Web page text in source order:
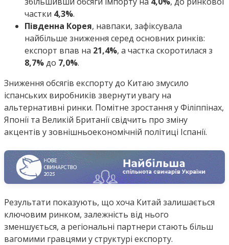
частки 4,3%.
Південна Корея, навпаки, зафіксувала
найбільше зниження серед основних ринків:
експорт впав на 21,4%, а частка скоротилася з
8,7%до 7,0%.
Зниження обсягів експорту до Китаю змусило
іспанських виробників звернути увагу на
альтернативні ринки. Помітне зростання у Філіппінах,
Японії та Великій Британії свідчить про зміну
акцентів у зовнішньоекономічній політиці Іспанії.
Результати показують, що хоча Китай залишається
ключовим ринком, залежність від нього
зменшується, а регіональні партнери стають більш
вагомими гравцями у структурі експорту.